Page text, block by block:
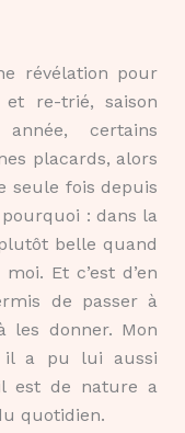
révélation pour
re-trié, saison
certains
placards, alors
seule fois depuis
: dans la
belle quand
Et c’est d’en
de passer à
les donner. Mon
il a pu lui aussi
est de nature a
quotidien.